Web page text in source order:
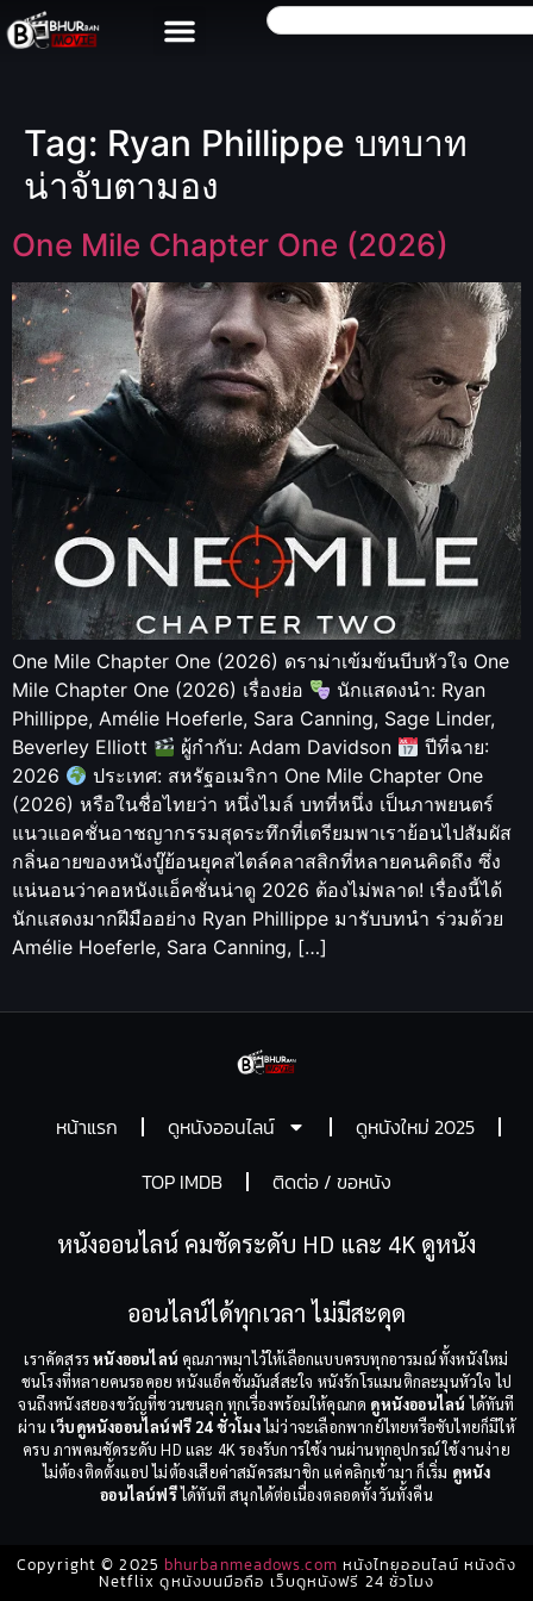
Tag: Ryan Phillippe บทบาท
น่าจับตามอง
One Mile Chapter One (2026)
One Mile Chapter One (2026) ดราม่าเข้มข้นบีบหัวใจ One
Mile Chapter One (2026) เรื่องย่อ
นักแสดงนำ: Ryan
Phillippe, Amélie Hoeferle, Sara Canning, Sage Linder,
Beverley Elliott
ผู้กำกับ: Adam Davidson
ปีที่ฉาย:
2026
ประเทศ: สหรัฐอเมริกา One Mile Chapter One
(2026) หรือในชื่อไทยว่า หนึ่งไมล์ บทที่หนึ่ง เป็นภาพยนตร์
แนวแอคชั่นอาชญากรรมสุดระทึกที่เตรียมพาเราย้อนไปสัมผัส
กลิ่นอายของหนังบู๊ย้อนยุคสไตล์คลาสสิกที่หลายคนคิดถึง ซึ่ง
แน่นอนว่าคอหนังแอ็คชั่นน่าดู 2026 ต้องไม่พลาด! เรื่องนี้ได้
นักแสดงมากฝีมืออย่าง Ryan Phillippe มารับบทนำ ร่วมด้วย
Amélie Hoeferle, Sara Canning, […]
หน้าแรก ดูหนังออนไลน์
ดูหนังใหม่ 2025
TOP IMDB
ติดต่อ / ขอหนัง
หนังออนไลน์ คมชัดระดับ HD และ 4K ดูหนัง
ออนไลน์ได้ทุกเวลา ไม่มีสะดุด
เราคัดสรรหนังออนไลน์ คุณภาพมาไว้ให้เลือกแบบครบทุกอารมณ์ ทั้งหนังใหม่
ชนโรงที่หลายคนรอคอย หนังแอ็คชั่นมันส์สะใจ หนังรักโรแมนติกละมุนหัวใจ ไป
จนถึงหนังสยองขวัญที่ชวนขนลุก ทุกเรื่องพร้อมให้คุณกด ดูหนังออนไลน์ ได้ทันที
ผ่าน เว็บดูหนังออนไลน์ฟรี 24 ชั่วโมงไม่ว่าจะเลือกพากย์ไทยหรือซับไทยก็มีให้
ครบ ภาพคมชัดระดับ HD และ 4K รองรับการใช้งานผ่านทุกอุปกรณ์ ใช้งานง่าย
ไม่ต้องติดตั้งแอป ไม่ต้องเสียค่าสมัครสมาชิก แค่คลิกเข้ามา ก็เริ่ม ดูหนัง
ออนไลน์ฟรีได้ทันที สนุกได้ต่อเนื่องตลอดทั้งวันทั้งคืน
Copyright © 2025 bhurbanmeadows.com หนังไทยออนไลน์ หนังดัง
Netflix ดูหนังบนมือถือ เว็บดูหนังฟรี 24 ชั่วโมง